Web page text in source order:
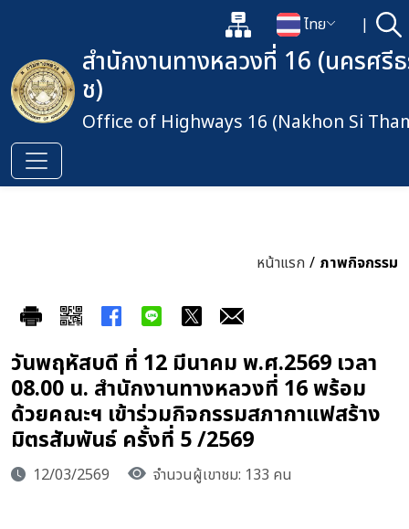
แผนผังเว็บไซต์
เปลี่ยนภาษา
ไทย | ค้
เปิดกล่องค้นหาข้อมูลหลักของเ
สำนักงานทางหลวงที่ 16 (นครศรี
ช)
Office of Highways 16 (Nakhon Si
หน้าแรก / ภาพกิจกรรม
วันพฤหัสบดี ที่ 12 มีนาคม พ.ศ.2569 เวลา
08.00 น. สำนักงานทางหลวงที่ 16 พร้อม
ด้วยคณะฯ เข้าร่วมกิจกรรมสภากาแฟสร้าง
มิตรสัมพันธ์ ครั้งที่ 5 /2569
12/03/2569 จำนวนผู้เขาชม: 133 คน